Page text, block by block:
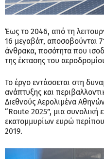
Έως το 2046, από τη
16 μεγαβάτ, αποσοβούνται
άνθρακα, ποσότητα που
της έκτασης του
Το έργο εντάσσεται στη
ανάπτυξης και
Διεθνούς Αερολιμένα
“Route 2025”, μια συνολική
εκατομμυρίων ευρώ
2019.